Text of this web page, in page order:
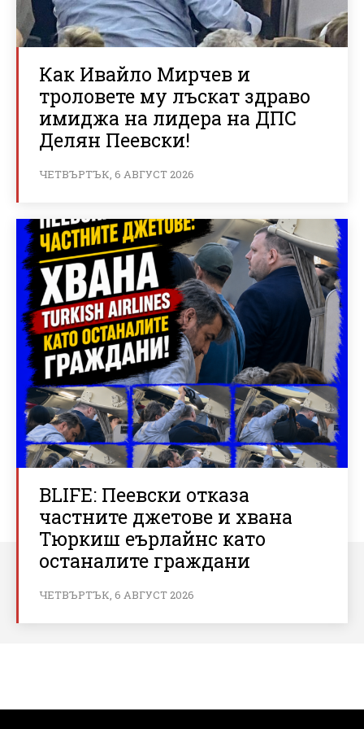
Как Ивайло Мирчев и
троловете му лъскат здраво
имиджа на лидера на ДПС
Делян Пеевски!
ЧЕТВЪРТЪК, 6 АВГУСТ 2026
BLIFE: Пеевски отказа
частните джетове и хвана
Тюркиш еърлайнс като
останалите граждани
ЧЕТВЪРТЪК, 6 АВГУСТ 2026